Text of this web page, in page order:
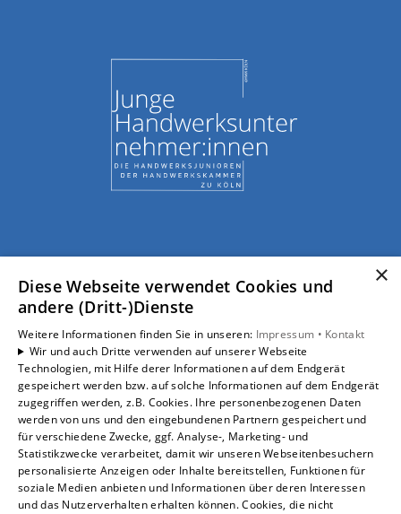
×
Diese Webseite verwendet Cookies und
andere (Dritt-)Dienste
Weitere Informationen finden Sie in unseren: Impressum • Kontakt
Wir und auch Dritte verwenden auf unserer Webseite
Technologien, mit Hilfe derer Informationen auf dem Endgerät
gespeichert werden bzw. auf solche Informationen auf dem Endgerät
zugegriffen werden, z.B. Cookies. Ihre personenbezogenen Daten
werden von uns und den eingebundenen Partnern gespeichert und
für verschiedene Zwecke, ggf. Analyse-, Marketing- und
Statistikzwecke verarbeitet, damit wir unseren Webseitenbesuchern
personalisierte Anzeigen oder Inhalte bereitstellen, Funktionen für
soziale Medien anbieten und Informationen über deren Interessen
und das Nutzerverhalten erhalten können. Cookies, die nicht